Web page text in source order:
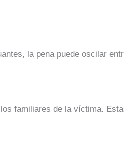
la pena puede oscilar
familiares de la víctima.